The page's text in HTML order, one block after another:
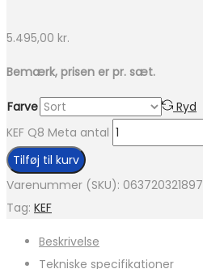
5.495,00 kr.
Bemærk, prisen er pr. sæt.
Farve
Ryd
KEF Q8 Meta antal
Tilføj til kurv
Varenummer (SKU):
Tag: KEF
Beskrivelse
Tekniske specifikationer